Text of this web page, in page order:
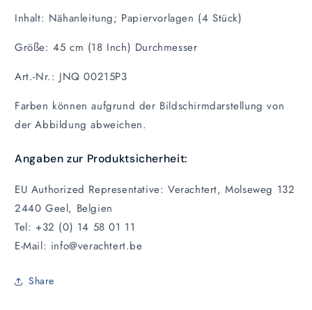
Inhalt: Nähanleitung; Papiervorlagen (4 Stück)
Größe: 45 cm (18 Inch) Durchmesser
Art.-Nr.: JNQ 00215P3
Farben können aufgrund der Bildschirmdarstellung von
der Abbildung abweichen.
Angaben zur Produktsicherheit:
EU Authorized Representative: Verachtert, Molseweg 132
2440 Geel, Belgien
Tel: +32 (0) 14 58 01 11
E-Mail: info@verachtert.be
Share